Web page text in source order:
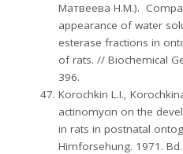
Матвеева Н.М.).
appearance of water
esterase fractions in
of rats. // Biochemical
396.
Korochkin L.I.,
actinomycin on the
in rats in postnatal
Hirnforsehung. 1971.